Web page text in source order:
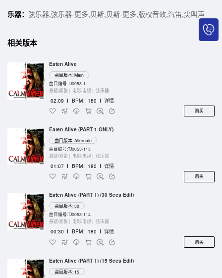
乐器： 弦乐器,弦乐器-更多,贝斯,贝斯-更多,版权音效,汽笛,尖叫声
相关版本
Eaten Alive
曲目版本: Main
曲目编号:TJ0053-11
悬疑/紧张 | 电影/电视 | 弦乐器
02:09 I BPM：180 I 详情
购买
Eaten Alive (PART 1 ONLY)
曲目版本: Alternate
曲目编号:TJ0053-113
悬疑/紧张 | 电影/电视 | 弦乐器
01:07 I BPM：180 I 详情
购买
Eaten Alive (PART 1) (30 Secs Edit)
曲目版本: 30
曲目编号:TJ0053-114
悬疑/紧张 | 电影/电视 | 弦乐器
00:30 I BPM：180 I 详情
购买
Eaten Alive (PART 1) (15 Secs Edit)
曲目版本: 15